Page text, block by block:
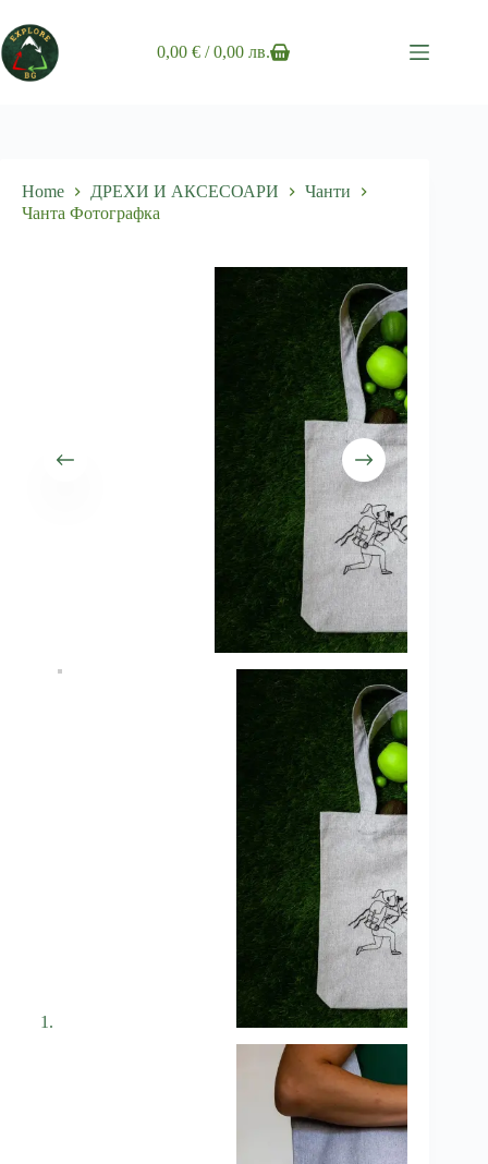
to
content
Shopping
0,00€ / 0,00 лв.
Home ДРЕХИ И АКСЕСОАРИ
Чанти
Чанта Фотографка